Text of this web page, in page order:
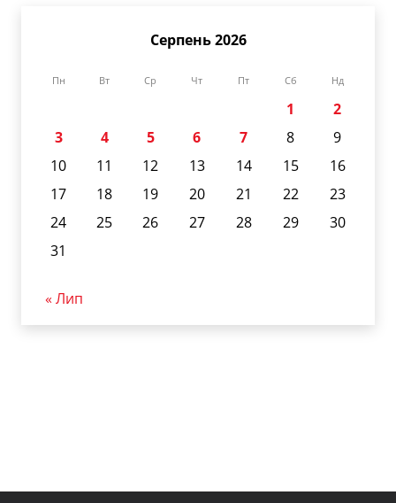
Серпень 2026
Пн Вт Ср Чт Пт Сб Нд
1
2
3
4 5 6 7 8
9
10
11 12 13 14 15
16
17
18 19 20 21 22
23
24
25 26 27 28 29
30
31
« Лип